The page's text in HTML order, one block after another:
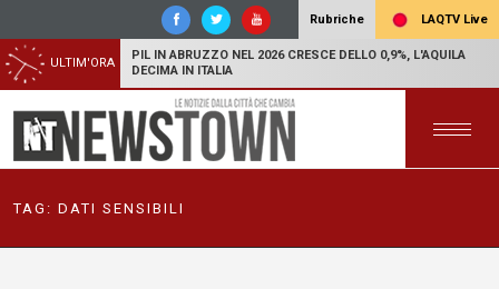
Rubriche LAQTV Live
ULTIM'ORA
PIL IN ABRUZZO NEL 2026 CRESCE DELLO 0,9%, L'AQUILA
DECIMA IN ITALIA
TAG: DATI SENSIBILI